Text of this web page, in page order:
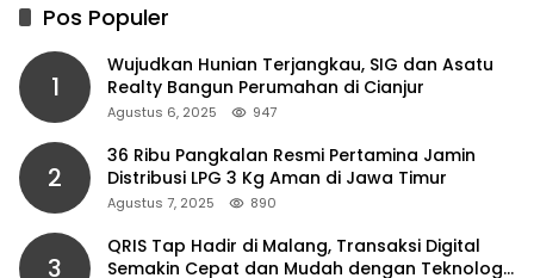
Pos Populer
1
Wujudkan Hunian Terjangkau, SIG dan Asatu
Realty Bangun Perumahan di Cianjur
Agustus 6, 2025 947
2
36 Ribu Pangkalan Resmi Pertamina Jamin
Distribusi LPG 3 Kg Aman di Jawa Timur
Agustus 7, 2025 890
3
QRIS Tap Hadir di Malang, Transaksi Digital
Semakin Cepat dan Mudah dengan Teknologi